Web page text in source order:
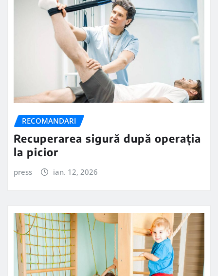
RECOMANDARI
Recuperarea sigură după operația
la picior
press ian. 12, 2026